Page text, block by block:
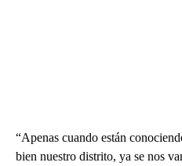
“Apenas cuando están
bien nuestro distrito, ya se nos